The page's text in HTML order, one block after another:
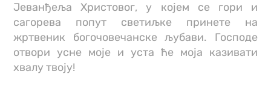
Jеванђеља Христовог, у којем се гори и
сагорева попут светиљке принете на
жртвеник богочовечанске љубави. Господе
отвори усне моје и уста ће моја казивати
хвалу твоју!